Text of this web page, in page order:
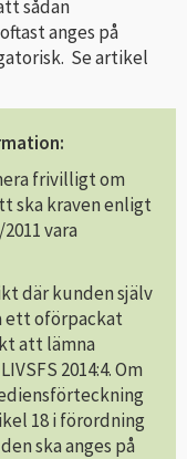
sådan
anges på
Se artikel
frivilligt om
ska kraven enligt
vara
där kunden själv
ett oförpackat
att lämna
2014:4. Om
18 i förordning
ska anges på